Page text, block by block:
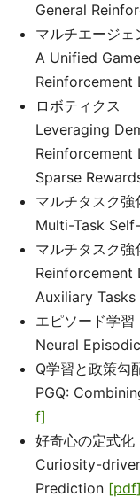
General
マルチエージェ
A Unified
Reinforcement
ロボティクス
Leveraging
Reinforcement
Sparse
マルチタスク強
Multi-Task
マルチタスク強
Reinforcement
Auxiliary Tasks
エピソード学習
Neural
Q学習と政策勾
PGQ:
f]
好奇心の定式化
Curiosity-
Prediction [pdf]